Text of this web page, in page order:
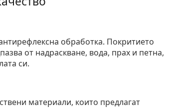
обработка. Покритието
от надраскване, вода, прах и петна,
си.
материали, които предлагат